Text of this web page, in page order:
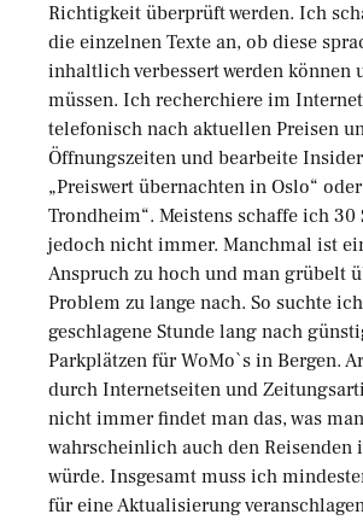
Richtigkeit überprüft werden. Ich
die einzelnen Texte an, ob diese
inhaltlich verbessert werden können
müssen. Ich recherchiere im
telefonisch nach aktuellen Preisen
Öffnungszeiten und bearbeite
„Preiswert übernachten in Oslo“
Trondheim“. Meistens schaffe ich 30
jedoch nicht immer. Manchmal ist
Anspruch zu hoch und man grübelt
Problem zu lange nach. So suchte
geschlagene Stunde lang nach
Parkplätzen für WoMo`s in Bergen.
durch Internetseiten und
nicht immer findet man das, was
wahrscheinlich auch den Reisenden
würde. Insgesamt muss ich
für eine Aktualisierung